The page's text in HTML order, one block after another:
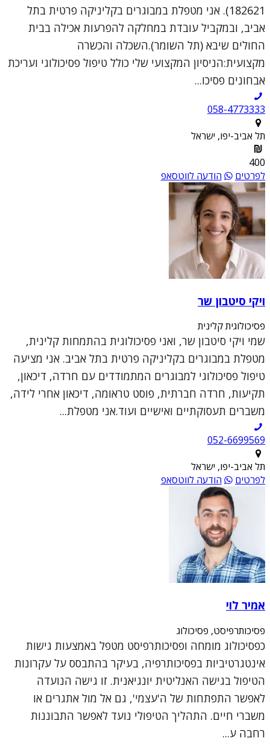
182621). אני מטפלת במבוגרים בקליניקה פרטית בתל
אביב, ובמקביל עובדת במחלקה להפרעות אכילה בבית
החולים שיבא (תל השומר).השכלה והכשרה
מקצועית:הניסיון המקצועי שלי כולל טיפול פסיכולוגי ועריכת
אבחונים פסיכו...
058-4773333
תל אביב-יפו, ישראל
400
לפרטים
הודעה לווטסאפ
ויקי סיטבון שר
פסיכולוגית קלינית
שמי ויקי סיטבון שר, ואני פסיכולוגית בהתמחות קלינית,
מטפלת במבוגרים בקליניקה פרטית בתל אביב. אני מציעה
טיפול פסיכולוגי למבוגרים המתמודדים עם חרדה, דיכאון,
תקיעות, חרדה חברתית, פוסט טראומה, דיכאון אחרי לידה,
משברים תעסוקתיים ואישיים ועוד.אני מטפלת...
052-6699569
תל אביב-יפו, ישראל
לפרטים
הודעה לווטסאפ
אמיר לוי
פסיכותרפיסט, פסיכולוג
כפסיכולוג מומחה ופסיכותרפיסט מטפל באמצעות גישות
אינטגרטיביות בפסיכותרפיה, בעיקר בהתבסס על עקרונות
הטיפול בגישה האנליטית יונגיאנית. זו גישה הנועדה
לאפשר התפתחות של ה'עצמי', גם אל מול אתגרים או
משברי חיים. התהליך הטיפולי נועד לאפשר התבוננות
רחבה ע...